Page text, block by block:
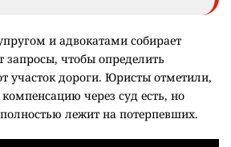
и адвокатами собирает
запросы, чтобы определить
участок дороги. Юристы отметили,
через суд есть, но
лежит на потерпевших.